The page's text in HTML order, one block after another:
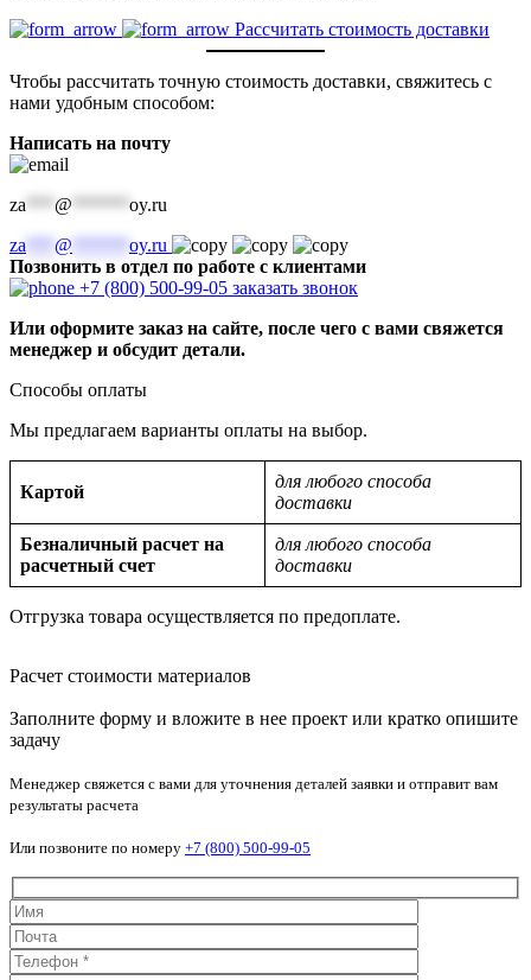
Рассчитать стоимость доставки
Чтобы рассчитать точную стоимость доставки, свяжитесь с
нами удобным способом:
Написать на почту
za @
oy.ru
za
@
oy.ru
Позвонить в отдел по работе с клиентами
+7 (800) 500-99-05 заказать звонок
Или оформите заказ на сайте, после чего с вами свяжется
менеджер и обсудит детали.
Способы оплаты
Мы предлагаем варианты оплаты на выбор.
Картой
для любого способа
доставки
Безналичный расчет на
расчетный счет
для любого способа
доставки
Отгрузка товара осуществляется по предоплате.
Расчет стоимости материалов
Заполните форму и вложите в нее проект или кратко опишите
задачу
Менеджер свяжется с вами для уточнения деталей заявки и отправит вам
результаты расчета
Или позвоните по номеру +7 (800) 500-99-05